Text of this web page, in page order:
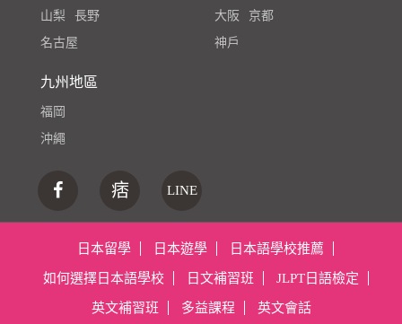
山梨
長野
名古屋
大阪
京都
神戶
九州地區
福岡
沖繩
痞 LINE
日本留學 日本遊學 日本語學校推薦
如何選擇日本語學校 日文補習班 JLPT日語檢定
英文補習班 多益課程 英文會話